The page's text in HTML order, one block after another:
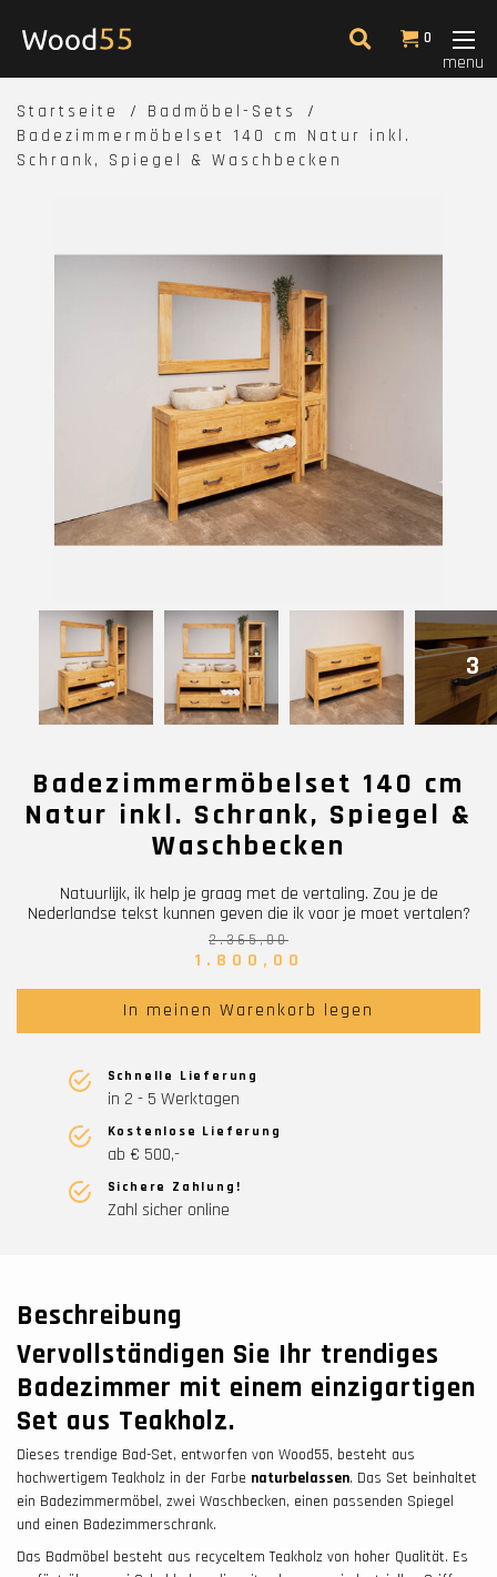
0
menu
Startseite
Badmöbel-Sets
Badezimmermöbelset 140 cm Natur inkl.
Schrank, Spiegel & Waschbecken
3
Badezimmermöbelset 140 cm
Natur inkl. Schrank, Spiegel &
Waschbecken
Natuurlijk, ik help je graag met de vertaling. Zou je de
Nederlandse tekst kunnen geven die ik voor je moet vertalen?
2.365,00
1.800,00
In meinen Warenkorb legen
Schnelle Lieferung
in 2 - 5 Werktagen
Kostenlose Lieferung
ab € 500,-
Sichere Zahlung!
Zahl sicher online
Beschreibung
Vervollständigen Sie Ihr trendiges
Badezimmer mit einem einzigartigen
Set aus Teakholz.
Dieses trendige Bad-Set, entworfen von Wood55, besteht aus
hochwertigem Teakholz in der Farbe naturbelassen. Das Set beinhaltet
ein Badezimmermöbel, zwei Waschbecken, einen passenden Spiegel
und einen Badezimmerschrank.
Das Badmöbel besteht aus recyceltem Teakholz von hoher Qualität. Es